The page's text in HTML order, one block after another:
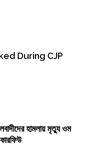
During CJP
হামলায় মৃত্যু ওম